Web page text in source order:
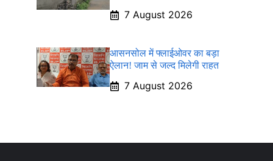
7 August 2026
आसनसोल में फ्लाईओवर का बड़ा
ऐलान! जाम से जल्द मिलेगी राहत
7 August 2026